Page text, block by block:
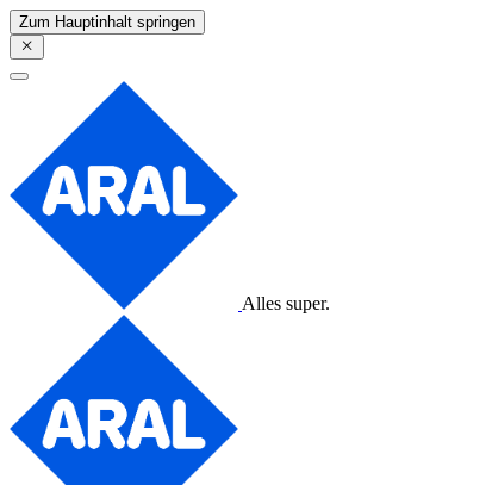
Zum Hauptinhalt springen
Alles super.